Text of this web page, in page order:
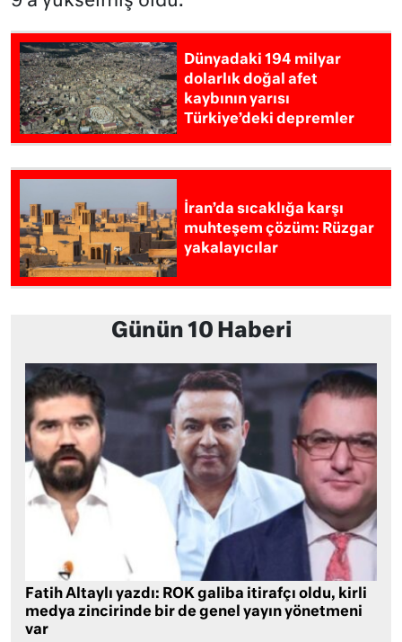
Dünyadaki 194 milyar
dolarlık doğal afet
kaybının yarısı
Türkiye’deki depremler
İran’da sıcaklığa karşı
muhteşem çözüm: Rüzgar
yakalayıcılar
Günün 10 Haberi
Fatih Altaylı yazdı: ROK galiba itirafçı oldu, kirli
medya zincirinde bir de genel yayın yönetmeni
var